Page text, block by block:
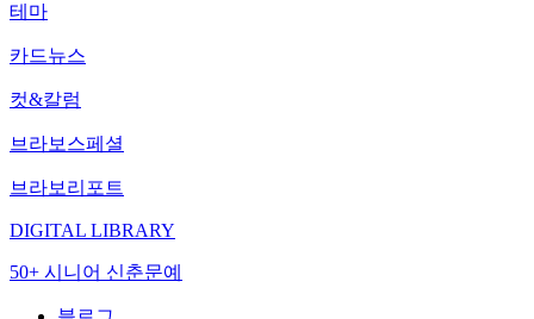
테마
카드뉴스
컷&칼럼
브라보스페셜
브라보리포트
DIGITAL LIBRARY
50+ 시니어 신춘문예